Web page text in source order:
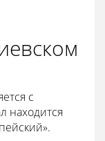
с
находится